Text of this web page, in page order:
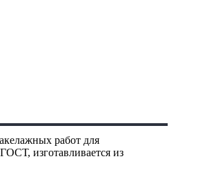
работ для
изготавливается из